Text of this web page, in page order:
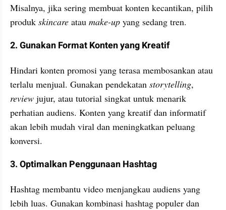
Misalnya, jika sering membuat konten kecantikan, pilih
produk skincare atau make-up yang sedang tren.
2. Gunakan Format Konten yang Kreatif
Hindari konten promosi yang terasa membosankan atau
terlalu menjual. Gunakan pendekatan storytelling
review jujur, atau tutorial singkat untuk menarik
perhatian audiens. Konten yang kreatif dan informatif
akan lebih mudah viral dan meningkatkan peluang
konversi.
3. Optimalkan Penggunaan Hashtag
Hashtag membantu video menjangkau audiens yang
lebih luas. Gunakan kombinasi hashtag populer dan